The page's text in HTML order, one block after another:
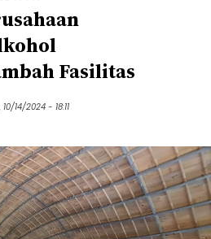
Fasilitas
14/2024 - 18:11